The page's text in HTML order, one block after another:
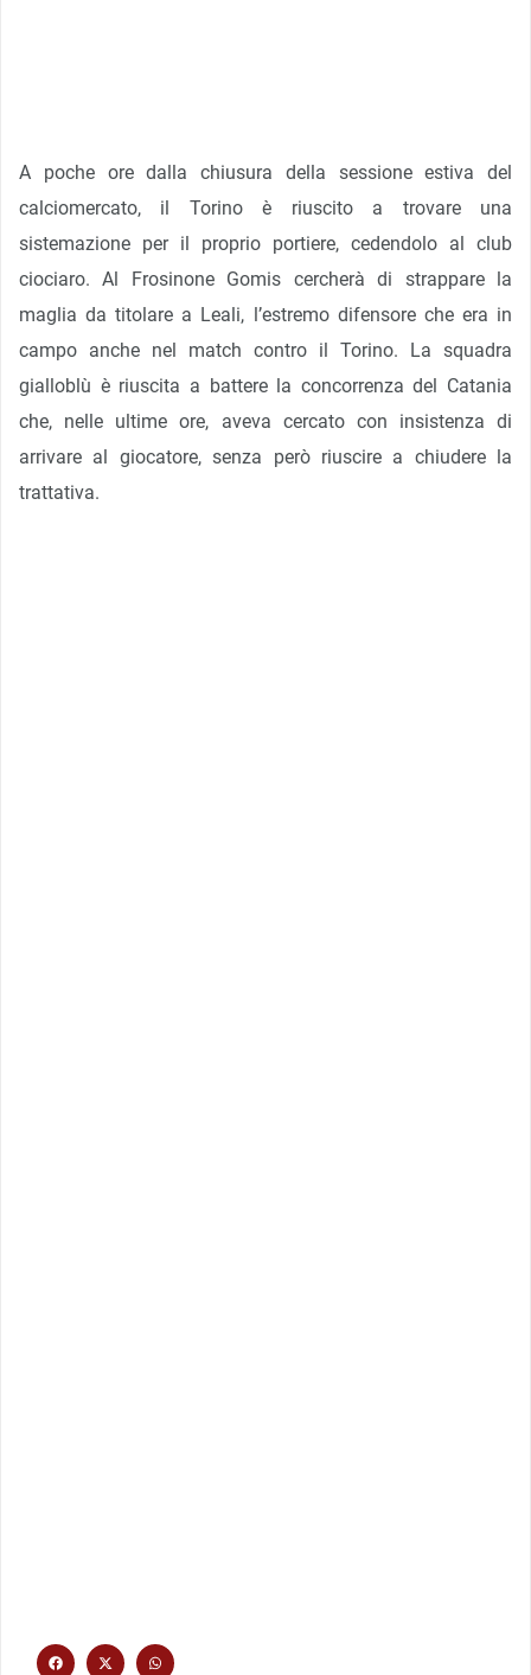
A poche ore dalla chiusura della sessione estiva del
calciomercato, il Torino è riuscito a trovare una
sistemazione per il proprio portiere, cedendolo al club
ciociaro. Al Frosinone Gomis cercherà di strappare la
maglia da titolare a Leali, l’estremo difensore che era in
campo anche nel match contro il Torino. La squadra
gialloblù è riuscita a battere la concorrenza del Catania
che, nelle ultime ore, aveva cercato con insistenza di
arrivare al giocatore, senza però riuscire a chiudere la
trattativa.